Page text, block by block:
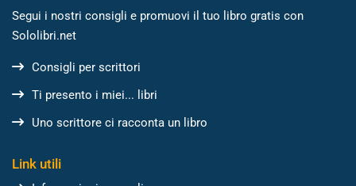
Segui i nostri consigli e promuovi il tuo libro gratis con
Sololibri.net
Consigli per scrittori
Ti presento i miei... libri
Uno scrittore ci racconta un libro
Link utili